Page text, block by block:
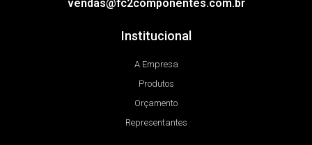
vendas@fc2componentes.com.br
Institucional
A Empresa
Produtos
Orçamento
Representantes